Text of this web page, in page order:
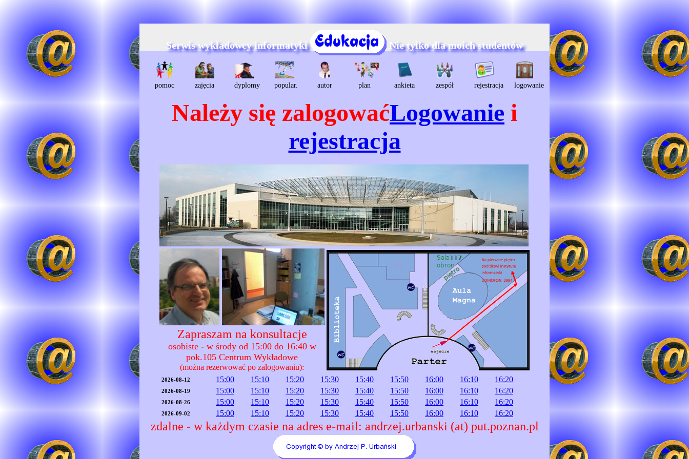
Serwis wykładowcy informatyki Nie tylko dla moich studentów
pomoc zajęcia dyplomy popular. autor plan ankieta zespół rejestracja logowanie
Należy się zalogowaćLogowanie i
rejestracja
Zapraszam na konsultacje
osobiste - w środy od 15:00 do 16:40 w
pok.105 Centrum Wykładowe
(można rezerwować po zalogowaniu):
2026-08-12 15:00 15:10 15:20 15:30 15:40 15:50 16:00 16:10 16:20
2026-08-19 15:00 15:10 15:20 15:30 15:40 15:50 16:00 16:10 16:20
2026-08-26 15:00 15:10 15:20 15:30 15:40 15:50 16:00 16:10 16:20
2026-09-02 15:00 15:10 15:20 15:30 15:40 15:50 16:00 16:10 16:20
zdalne - w każdym czasie na adres e-mail: andrzej.urbanski (at) put.poznan.pl